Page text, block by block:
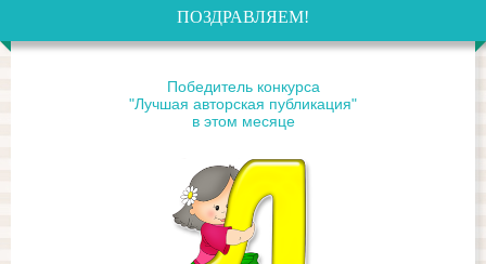
ПОЗДРАВЛЯЕМ!
Победитель конкурса
"Лучшая авторская публикация"
в этом месяце